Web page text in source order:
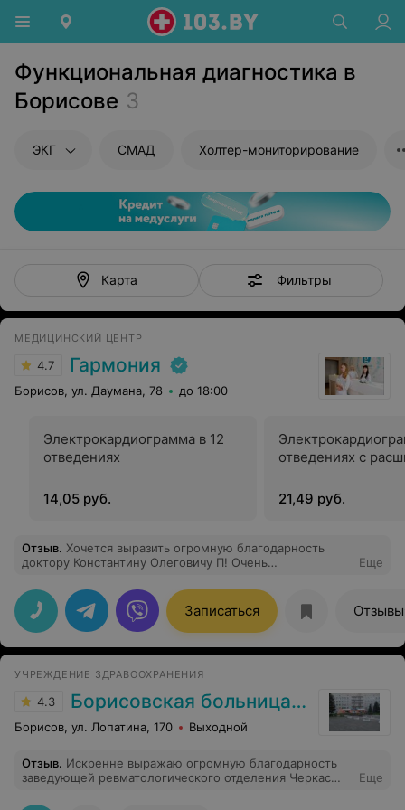
Функциональная диагностика в
Борисове 3
ЭКГ СМАД Холтер-мониторирование
Карта Фильтры
МЕДИЦИНСКИЙ ЦЕНТР
4.7 Гармония
Борисов, ул. Даумана, 78 до 18:00
Электрокардиограмма в 12
отведениях
14,05 руб.
отведениях с
21,49 руб.
Отзыв. Хочется выразить огромную благодарность
доктору Константину Олеговичу П! Очень
тонко и чутко вёл приём, что я забыла о всех
недомоганиях. Спасибо медицинскому центру
«Гармония», вы привлекаете на работу Лучших!
Еще
Записаться Отзывы
УЧРЕЖДЕНИЕ ЗДРАВООХРАНЕНИЯ
4.3 Борисовская больница № 2
Борисов, ул. Лопатина, 170 Выходной
Отзыв. Искренне выражаю огромную благодарность
заведующей ревматологического отделения Черкас
колоссальную помощь и качественное лечение, за
Еще